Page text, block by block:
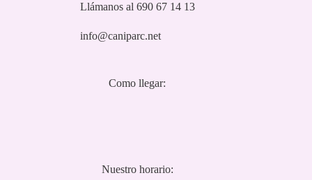
Llámanos al 690 67 14 13
info@caniparc.net
Como llegar:
Nuestro horario: